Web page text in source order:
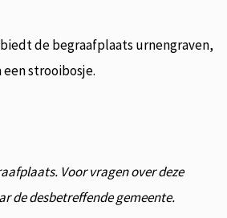
de begraafplaats urnengraven,
strooibosje.
Voor vragen over deze
de desbetreffende gemeente.